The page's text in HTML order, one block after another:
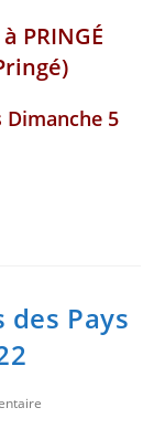
PRINGÉ
Dimanche 5
Pays